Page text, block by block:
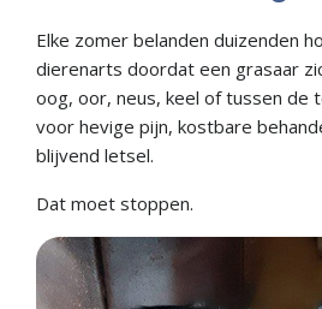
Elke zomer belanden duizenden
dierenarts doordat een grasaar
oog, oor, neus, keel of tussen de
voor hevige pijn, kostbare
blijvend letsel.
Dat moet stoppen.